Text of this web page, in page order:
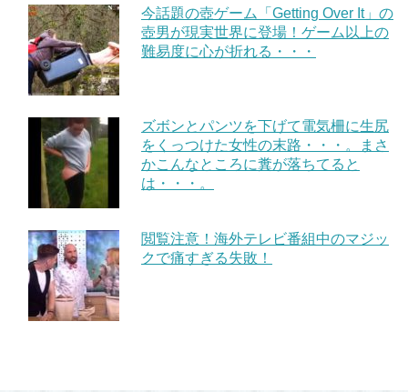
今話題の壺ゲーム「Getting Over It」の
壺男が現実世界に登場！ゲーム以上の
難易度に心が折れる・・・
ズボンとパンツを下げて電気柵に生尻
をくっつけた女性の末路・・・。まさ
かこんなところに糞が落ちてると
は・・・。
閲覧注意！海外テレビ番組中のマジッ
クで痛すぎる失敗！